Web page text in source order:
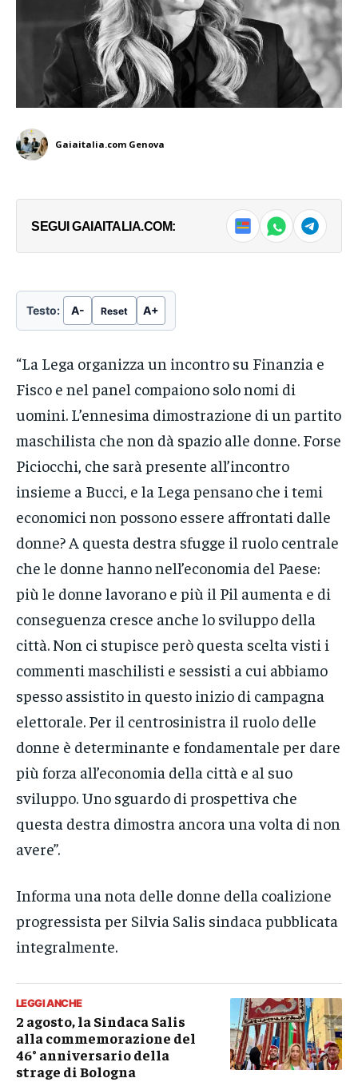
Gaiaitalia.com Genova
SEGUI GAIAITALIA.COM:
Testo: A- Reset A+
“La Lega organizza un incontro su Finanzia e
Fisco e nel panel compaiono solo nomi di
uomini. L’ennesima dimostrazione di un partito
maschilista che non dà spazio alle donne. Forse
Piciocchi, che sarà presente all’incontro
insieme a Bucci, e la Lega pensano che i temi
economici non possono essere affrontati dalle
donne? A questa destra sfugge il ruolo centrale
che le donne hanno nell’economia del Paese:
più le donne lavorano e più il Pil aumenta e di
conseguenza cresce anche lo sviluppo della
città. Non ci stupisce però questa scelta visti i
commenti maschilisti e sessisti a cui abbiamo
spesso assistito in questo inizio di campagna
elettorale. Per il centrosinistra il ruolo delle
donne è determinante e fondamentale per dare
più forza all’economia della città e al suo
sviluppo. Uno sguardo di prospettiva che
questa destra dimostra ancora una volta di non
avere”.
Informa una nota delle donne della coalizione
progressista per Silvia Salis sindaca pubblicata
integralmente.
LEGGI ANCHE
2 agosto, la Sindaca Salis
alla commemorazione del
46° anniversario della
strage di Bologna